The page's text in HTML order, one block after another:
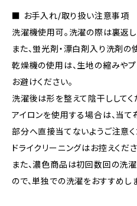
■ お手入れ/取り扱い注意事項
洗濯機使用可。洗濯の際は裏返し
また、蛍光剤・漂白剤入り洗剤の
乾燥機の使用は、生地の縮みや
お避けください。
洗濯後は形を整えて陰干ししてく
アイロンを使用する場合は、当て
部分へ直接当てないようご注意く
ドライクリーニングはお控えくださ
また、濃色商品は初回数回の洗
ので、単独での洗濯をおすすめし